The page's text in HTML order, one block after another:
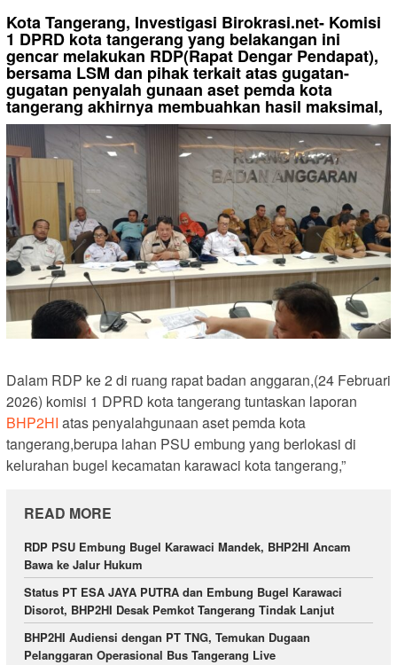
Kota Tangerang, Investigasi Birokrasi.net- Komisi
1 DPRD kota tangerang yang belakangan ini
gencar melakukan RDP(Rapat Dengar Pendapat),
bersama LSM dan pihak terkait atas gugatan-
gugatan penyalah gunaan aset pemda kota
tangerang akhirnya membuahkan hasil maksimal,
Dalam RDP ke 2 di ruang rapat badan anggaran,(24 Februari
2026) komisi 1 DPRD kota tangerang tuntaskan laporan
BHP2HI atas penyalahgunaan aset pemda kota
tangerang,berupa lahan PSU embung yang berlokasi di
kelurahan bugel kecamatan karawaci kota tangerang,”
READ MORE
RDP PSU Embung Bugel Karawaci Mandek, BHP2HI Ancam
Bawa ke Jalur Hukum
Status PT ESA JAYA PUTRA dan Embung Bugel Karawaci
Disorot, BHP2HI Desak Pemkot Tangerang Tindak Lanjut
BHP2HI Audiensi dengan PT TNG, Temukan Dugaan
Pelanggaran Operasional Bus Tangerang Live